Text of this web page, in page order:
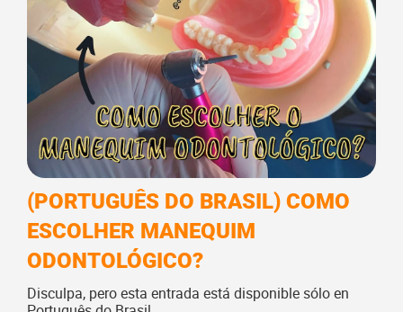
(PORTUGUÊS DO BRASIL) COMO
ESCOLHER MANEQUIM
ODONTOLÓGICO?
Disculpa, pero esta entrada está disponible sólo en